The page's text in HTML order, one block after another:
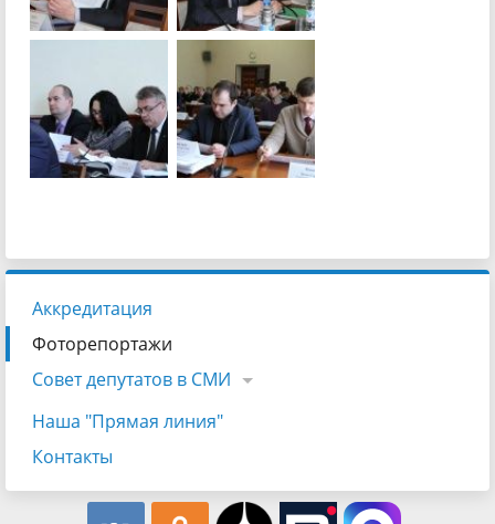
Аккредитация
Фоторепортажи
Совет депутатов в СМИ
Наша "Прямая линия"
Контакты